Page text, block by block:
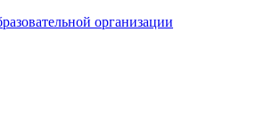
организации